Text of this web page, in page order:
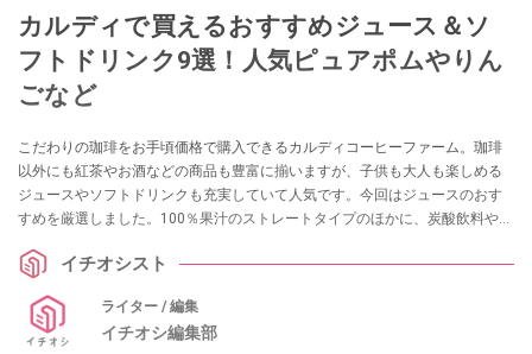
カルディで買えるおすすめジュース＆ソ
フトドリンク9選！人気ピュアポムやりん
ごなど
こだわりの珈琲をお手頃価格で購入できるカルディコーヒーファーム。珈琲
以外にも紅茶やお酒などの商品も豊富に揃いますが、子供も大人も楽しめる
ジュースやソフトドリンクも充実していて人気です。今回はジュースのおす
すめを厳選しました。100％果汁のストレートタイプのほかに、炭酸飲料やデ
情報もお届けします！ ぜひ、参考にしてください。
イチオシスト
ライター / 編集
イチオシ編集部